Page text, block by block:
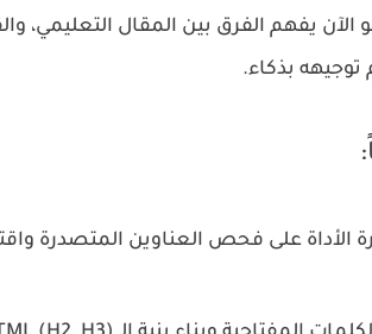
هو الآن يفهم الفرق بين المقال
توجيهه بذكاء.
الأداة على فحص العناوين المتصدرة